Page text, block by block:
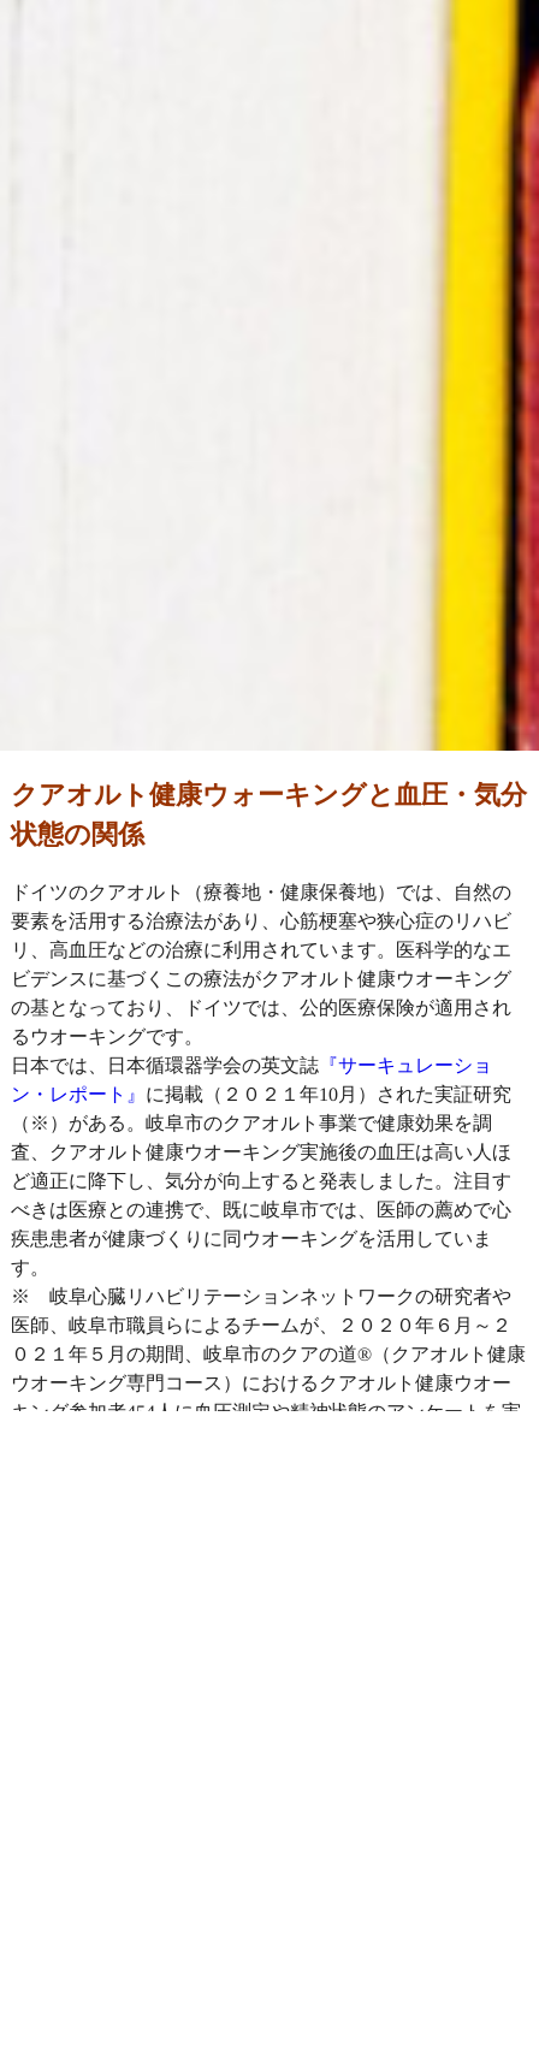
クアオルト健康ウォーキングと血圧・気分
状態の関係
ドイツのクアオルト（療養地・健康保養地）では、自然の
要素を活用する治療法があり、心筋梗塞や狭心症のリハビ
リ、高血圧などの治療に利用されています。医科学的なエ
ビデンスに基づくこの療法がクアオルト健康ウオーキング
の基となっており、ドイツでは、公的医療保険が適用され
るウオーキングです。
日本では、日本循環器学会の英文誌 『サーキュレーショ
ン・レポート』 に掲載（２０２１年10月）された実証研究
（※）がある。岐阜市のクアオルト事業で健康効果を調
査、クアオルト健康ウオーキング実施後の血圧は高い人ほ
ど適正に降下し、気分が向上すると発表しました。注目す
べきは医療との連携で、既に岐阜市では、医師の薦めで心
疾患患者が健康づくりに同ウオーキングを活用していま
す。
※ 岐阜心臓リハビリテーションネットワークの研究者や
医師、岐阜市職員らによるチームが、２０２０年６月～２
０２１年５月の期間、岐阜市のクアの道®（クアオルト健康
ウオーキング専門コース）におけるクアオルト健康ウオー
キング参加者454人に血圧測定や精神状態のアンケートを実